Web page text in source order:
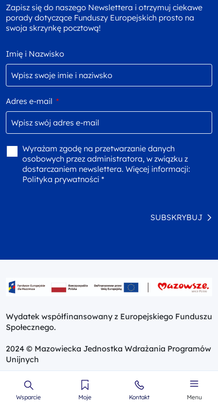
Wsparcie Moje Kontakt Menu
Zapisz się do naszego Newslettera i otrzymuj ciekawe
porady dotyczące Funduszy Europejskich prosto na
swoja skrzynkę pocztową!
Imię i Nazwisko
Adres e-mail *
Wyrażam zgodę na przetwarzanie danych
osobowych przez administratora, w związku z
dostarczaniem newslettera. Więcej informacji:
Polityka prywatności *
SUBSKRYBUJ
Wydatek współfinansowany z Europejskiego Funduszu
Społecznego.
2024 © Mazowiecka Jednostka Wdrażania Programów
Unijnych